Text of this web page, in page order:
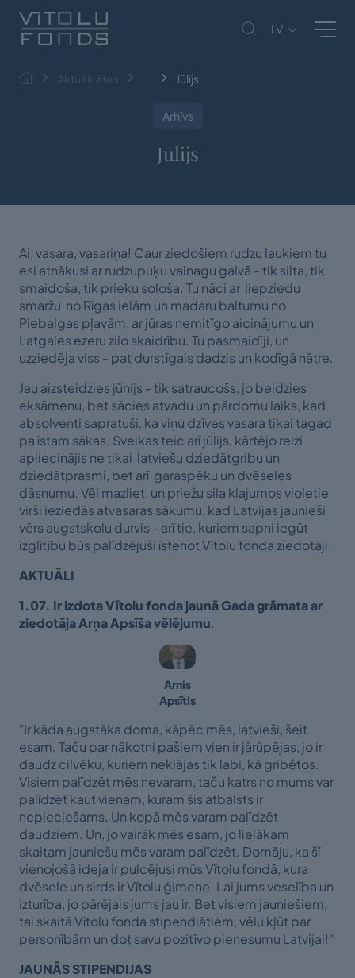
LV
Aktualitātes Jūlijs
Arhīvs
Jūlijs
Ai, vasara, vasariņa! Caur ziedošiem rudzu laukiem tu
esi atnākusi ar rudzupuķu vainagu galvā - tik silta, tik
smaidoša, tik prieku sološa. Tu nāci ar liepziedu
smaržu no Rīgas ielām un madaru baltumu no
Piebalgas pļavām, ar jūras nemitīgo aicinājumu un
Latgales ezeru zilo skaidrību. Tu pasmaidīji, un
uzziedēja viss - pat durstīgais dadzis un kodīgā nātre.
Jau aizsteidzies jūnijs - tik satraucošs, jo beidzies
eksāmenu, bet sācies atvadu un pārdomu laiks, kad
absolventi sapratuši, ka viņu dzīves vasara tikai tagad
pa īstam sākas. Sveikas teic arī jūlijs, kārtējo reizi
apliecinājis ne tikai latviešu dziedātgribu un
dziedātprasmi, bet arī garaspēku un dvēseles
dāsnumu. Vēl mazliet, un priežu sila klajumos violetie
virši ieziedās atvasaras sākumu, kad Latvijas jaunieši
vērs augstskolu durvis - arī tie, kuriem sapni iegūt
izglītību būs palīdzējuši īstenot Vītolu fonda ziedotāji.
AKTUĀLI
1.07. Ir izdota Vītolu fonda jaunā Gada grāmata ar
ziedotāja Arņa Apsīša vēlējumu.
Arnis
Apsītis
"Ir kāda augstāka doma, kāpēc mēs, latvieši, šeit
esam. Taču par nākotni pašiem vien ir jārūpējas, jo ir
daudz cilvēku, kuriem neklājas tik labi, kā gribētos.
Visiem palīdzēt mēs nevaram, taču katrs no mums var
palīdzēt kaut vienam, kuram šis atbalsts ir
nepieciešams. Un kopā mēs varam palīdzēt
daudziem. Un, jo vairāk mēs esam, jo lielākam
skaitam jauniešu mēs varam palīdzēt. Domāju, ka šī
vienojošā ideja ir pulcējusi mūs Vītolu fondā, kura
dvēsele un sirds ir Vītolu ģimene. Lai jums veselība un
izturība, jo pārējais jums jau ir. Bet visiem jauniešiem,
tai skaitā Vītolu fonda stipendiātiem, vēlu kļūt par
personībām un dot savu pozitīvo pienesumu Latvijai!"
JAUNĀS STIPENDIJAS